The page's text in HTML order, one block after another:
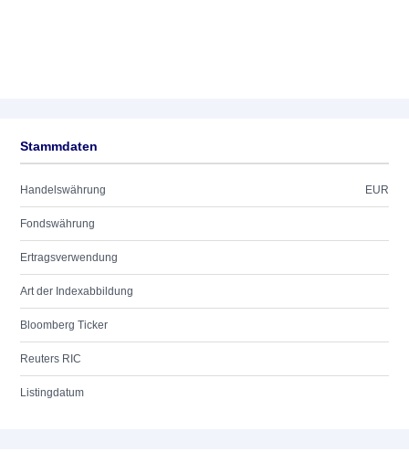
Stammdaten
Handelswährung EUR
Fondswährung
Ertragsverwendung
Art der Indexabbildung
Bloomberg Ticker
Reuters RIC
Listingdatum